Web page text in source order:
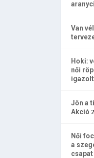
Van
Hoki:
női
igazolt
Jön a
Akció
Női
a
csapat